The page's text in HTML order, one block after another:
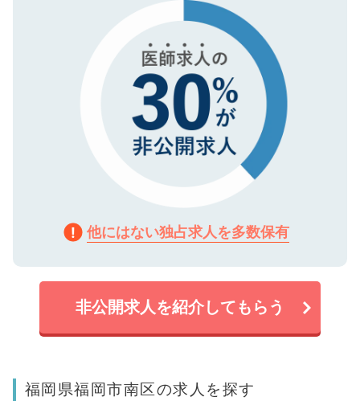
で、機密保持に関してもご安心ください。
他にはない独占求人を多数保有
非公開求人を紹介してもらう
福岡県福岡市南区の求人を探す